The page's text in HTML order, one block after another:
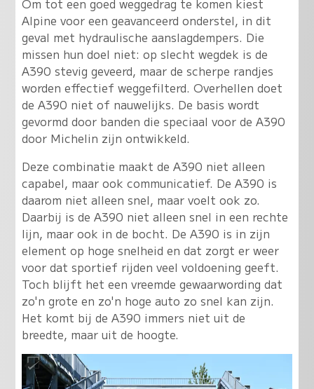
Om tot een goed weggedrag te komen kiest
Alpine voor een geavanceerd onderstel, in dit
geval met hydraulische aanslagdempers. Die
missen hun doel niet: op slecht wegdek is de
A390 stevig geveerd, maar de scherpe randjes
worden effectief weggefilterd. Overhellen doet
de A390 niet of nauwelijks. De basis wordt
gevormd door banden die speciaal voor de A390
door Michelin zijn ontwikkeld.
Deze combinatie maakt de A390 niet alleen
capabel, maar ook communicatief. De A390 is
daarom niet alleen snel, maar voelt ook zo.
Daarbij is de A390 niet alleen snel in een rechte
lijn, maar ook in de bocht. De A390 is in zijn
element op hoge snelheid en dat zorgt er weer
voor dat sportief rijden veel voldoening geeft.
Toch blijft het een vreemde gewaarwording dat
zo'n grote en zo'n hoge auto zo snel kan zijn.
Het komt bij de A390 immers niet uit de
breedte, maar uit de hoogte.